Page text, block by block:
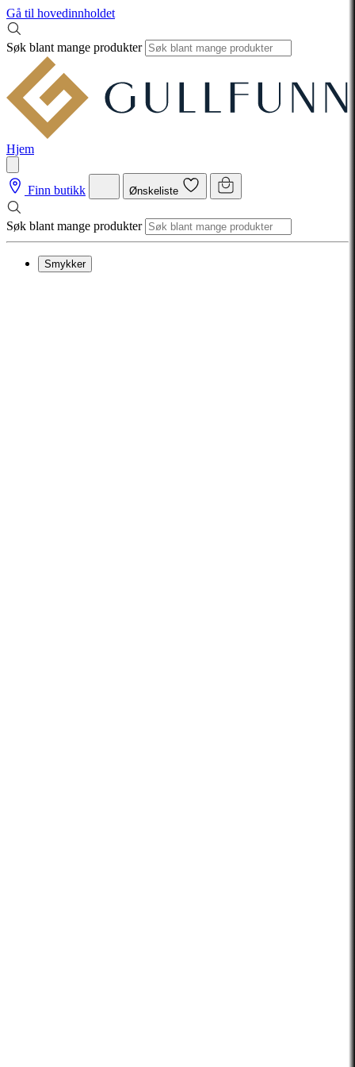
Gå til hovedinnholdet
Søk blant mange produkter
Hjem
Finn butikk Ønskeliste
Søk blant mange produkter
Smykker